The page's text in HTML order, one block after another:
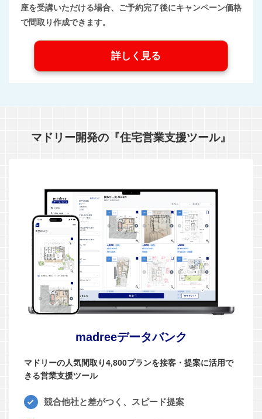
座を受講いただける場合、ご予約完了後にキャンペーン価格
で間取り作成できます。
詳しく見る
マドリー開発の『住宅営業支援ツール』
madreeデータバンク
マドリーの人気間取り4,800プランを接客・提案に活用で
きる営業支援ツール
競合他社と差がつく、スピード提案